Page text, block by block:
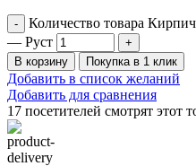
Количество товара
— Руст
В корзину Покупка в 1 клик
Добавить в список желаний
Добавить для сравнения
17 посетителей смотрят этот